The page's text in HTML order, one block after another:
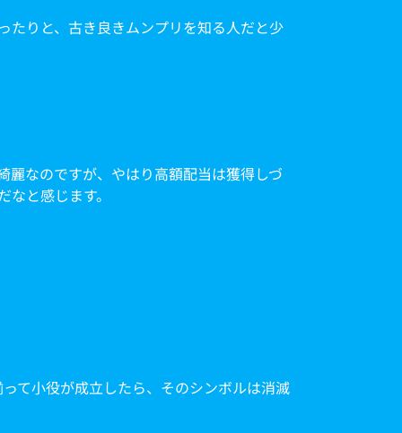
たりと、古き良きムンプリを知る人だと少
麗なのですが、やはり高額配当は獲得しづ
と感じます。
て小役が成立したら、そのシンボルは消滅